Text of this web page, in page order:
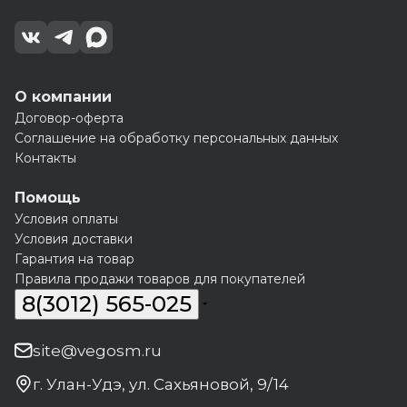
О компании
Договор-оферта
Соглашение на обработку персональных данных
Контакты
Помощь
Условия оплаты
Условия доставки
Гарантия на товар
Правила продажи товаров для покупателей
8(3012) 565-025
site@vegosm.ru
г. Улан-Удэ, ул. Сахьяновой, 9/14